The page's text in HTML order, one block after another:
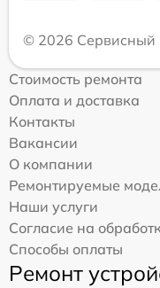
© 2026 Сервисный
Стоимость ремонта
Оплата и доставка
Контакты
Вакансии
О компании
Ремонтируемые
Наши услуги
Согласие на
Способы оплаты
Ремонт